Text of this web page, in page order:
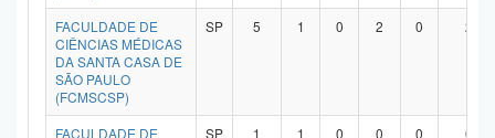
FACULDADE DE
CIÊNCIAS MÉDICAS
DA SANTA CASA DE
SÃO PAULO
(FCMSCSP)
SP 5 1 0 2 0 2
FACULDADE DE SP 1 1 0 0 0 0